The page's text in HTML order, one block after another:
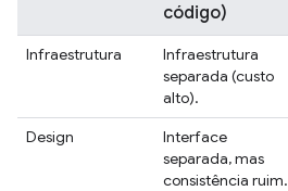
código)
Infraestrutura
Infraestrutura
separada (custo
alto).
Design
Interface
separada, mas
consistência ruim.